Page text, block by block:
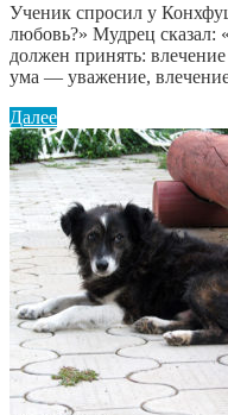
Ученик спросил у
любовь?» Мудрец
должен принять:
ума — уважение,
Далее